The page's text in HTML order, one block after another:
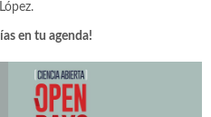
en tu agenda!